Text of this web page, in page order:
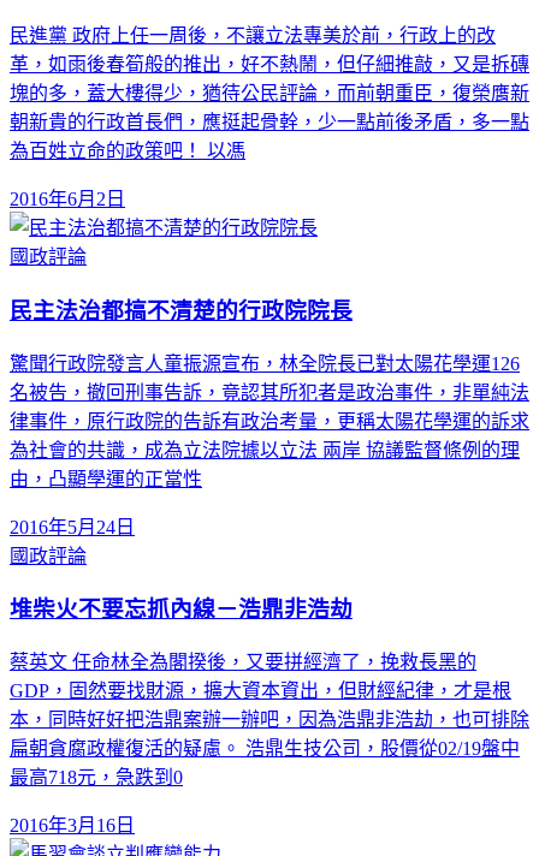
民進黨 政府上任一周後，不讓立法專美於前，行政上的改
革，如雨後春筍般的推出，好不熱鬧，但仔細推敲，又是拆磚
塊的多，蓋大樓得少，猶待公民評論，而前朝重臣，復榮膺新
朝新貴的行政首長們，應挺起骨幹，少一點前後矛盾，多一點
為百姓立命的政策吧！ 以馮
2016年6月2日
國政評論
民主法治都搞不清楚的行政院院長
驚聞行政院發言人童振源宣布，林全院長已對太陽花學運126
名被告，撤回刑事告訴，竟認其所犯者是政治事件，非單純法
律事件，原行政院的告訴有政治考量，更稱太陽花學運的訴求
為社會的共識，成為立法院據以立法 兩岸 協議監督條例的理
由，凸顯學運的正當性
2016年5月24日
國政評論
堆柴火不要忘抓內線－浩鼎非浩劫
蔡英文 任命林全為閣揆後，又要拼經濟了，挽救長黑的
GDP，固然要找財源，擴大資本資出，但財經紀律，才是根
本，同時好好把浩鼎案辦一辦吧，因為浩鼎非浩劫，也可排除
扁朝貪腐政權復活的疑慮。 浩鼎生技公司，股價從02/19盤中
最高718元，急跌到0
2016年3月16日